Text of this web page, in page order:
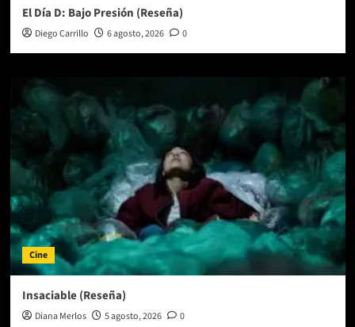
El Día D: Bajo Presión (Reseña)
Diego Carrillo 6 agosto, 2026 0
Cine
Insaciable (Reseña)
Diana Merlos 5 agosto, 2026 0